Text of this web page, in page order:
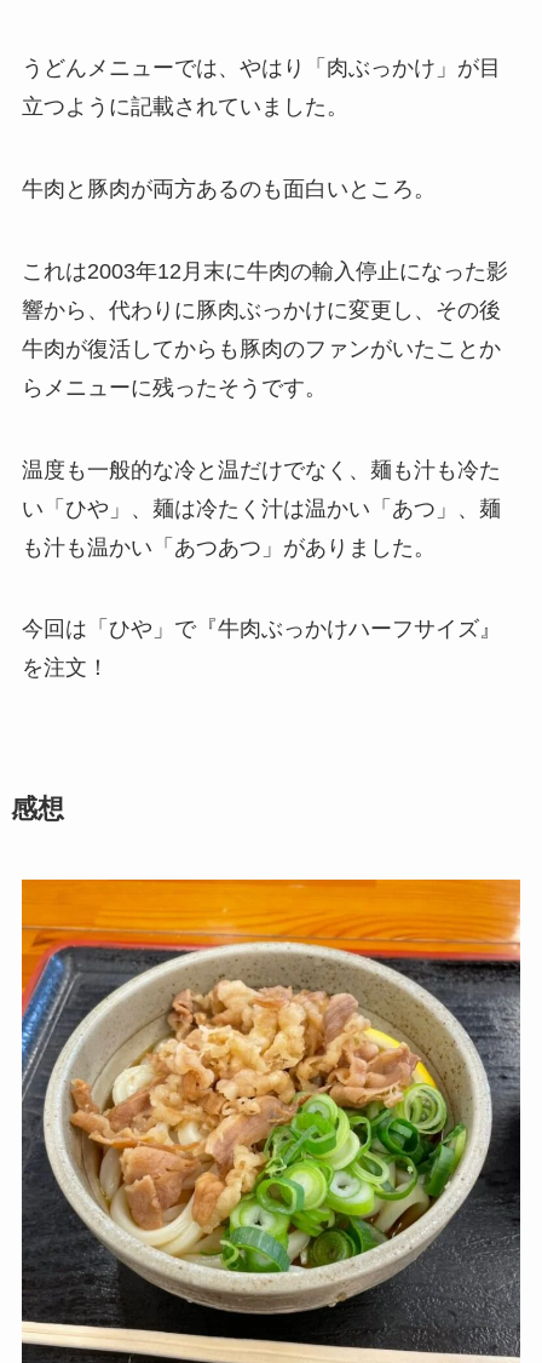
うどんメニューでは、やはり「肉ぶっかけ」が目
立つように記載されていました。
牛肉と豚肉が両方あるのも面白いところ。
これは2003年12月末に牛肉の輸入停止になった影
響から、代わりに豚肉ぶっかけに変更し、その後
牛肉が復活してからも豚肉のファンがいたことか
らメニューに残ったそうです。
温度も一般的な冷と温だけでなく、麺も汁も冷た
い「ひや」、麺は冷たく汁は温かい「あつ」、麺
も汁も温かい「あつあつ」がありました。
今回は「ひや」で『牛肉ぶっかけハーフサイズ』
を注文！
感想